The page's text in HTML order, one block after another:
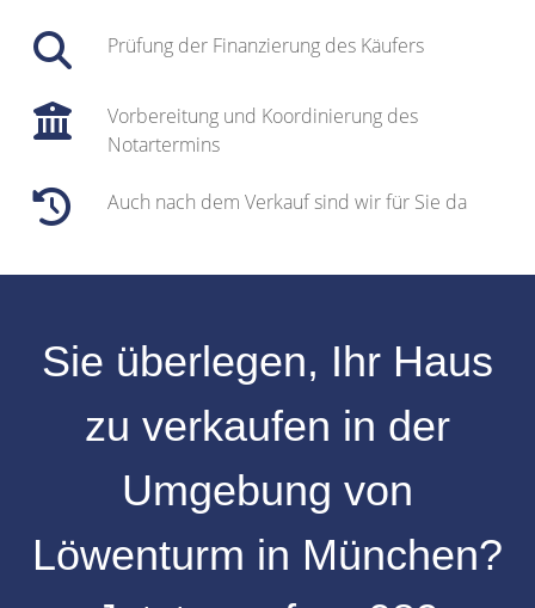
Prüfung der Finanzierung des Käufers
Vorbereitung und Koordinierung des
Notartermins
Auch nach dem Verkauf sind wir für Sie da
Sie überlegen, Ihr Haus
zu verkaufen in der
Umgebung von
Löwenturm in München?